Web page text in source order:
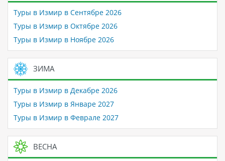
Туры в Измир в Сентябре 2026
Туры в Измир в Октябре 2026
Туры в Измир в Ноябре 2026
ЗИМА
Туры в Измир в Декабре 2026
Туры в Измир в Январе 2027
Туры в Измир в Феврале 2027
ВЕСНА